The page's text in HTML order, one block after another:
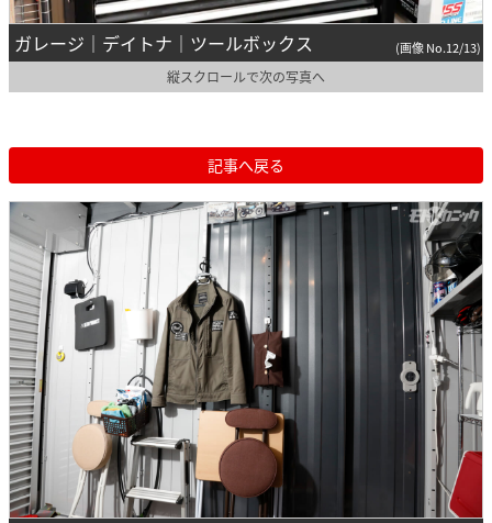
ガレージ｜デイトナ｜ツールボックス (画像 No.12/13)
縦スクロールで次の写真へ
記事へ戻る